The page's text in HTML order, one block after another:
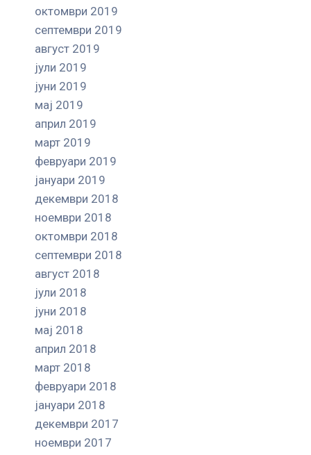
октомври 2019
септември 2019
август 2019
јули 2019
јуни 2019
мај 2019
април 2019
март 2019
февруари 2019
јануари 2019
декември 2018
ноември 2018
октомври 2018
септември 2018
август 2018
јули 2018
јуни 2018
мај 2018
април 2018
март 2018
февруари 2018
јануари 2018
декември 2017
ноември 2017